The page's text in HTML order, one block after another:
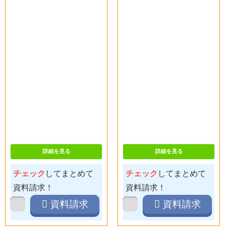
詳細を見る
チェック してまとめて
資料請求！
資料請求
詳細を見る
チェック してまとめて
資料請求！
資料請求